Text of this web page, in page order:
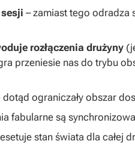
– zamiast tego odradza
rozłączenia drużyny
przeniesie nas do trybu
dotąd ograniczały obszar
fabularne są
stan świata dla całej